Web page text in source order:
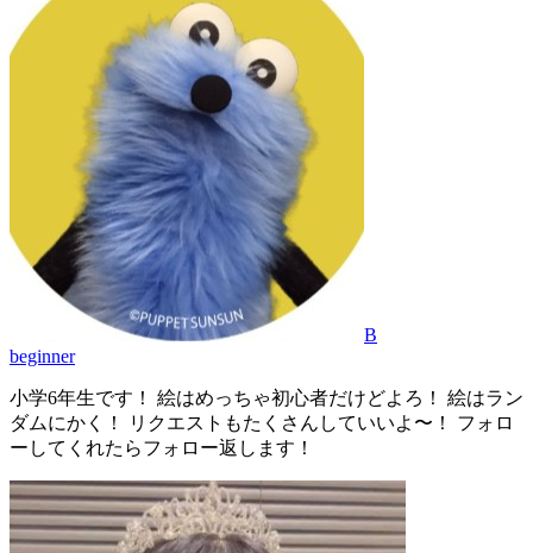
B
beginner
小学6年生です！ 絵はめっちゃ初心者だけどよろ！ 絵はラン
ダムにかく！ リクエストもたくさんしていいよ〜！ フォロ
ーしてくれたらフォロー返します！